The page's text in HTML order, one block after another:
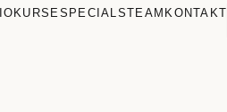
KURSESPECIALSTEAM KONTAKT